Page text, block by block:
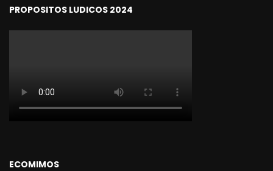
PROPOSITOS LUDICOS 2024
ECOMIMOS